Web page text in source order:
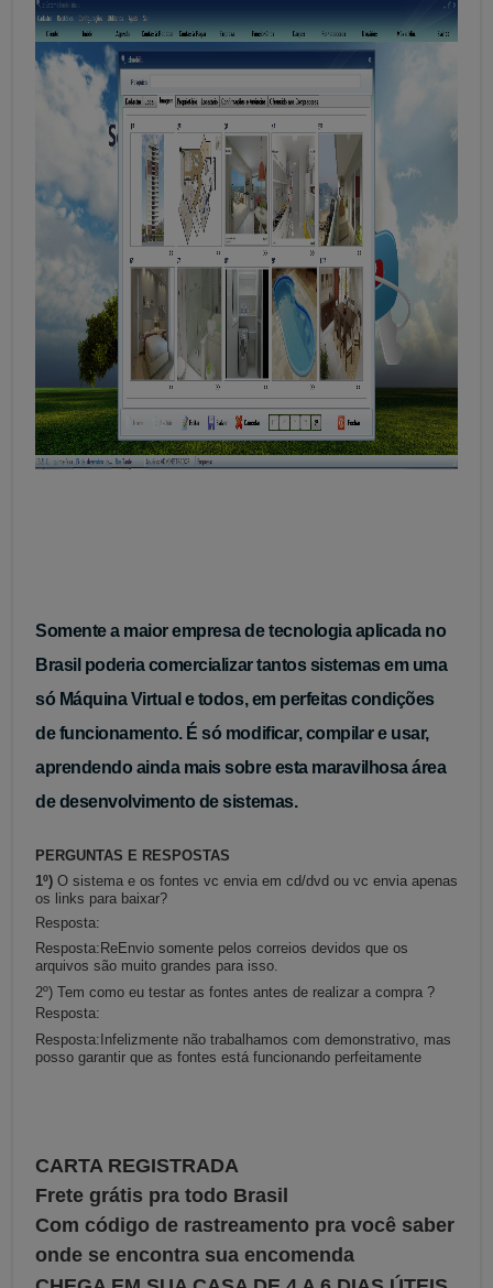
Somente a maior empresa de tecnologia aplicada no
Brasil poderia comercializar tantos sistemas em uma
só Máquina Virtual e todos, em perfeitas condições
de funcionamento. É só modificar, compilar e usar,
aprendendo ainda mais sobre esta maravilhosa área
de desenvolvimento de sistemas.
PERGUNTAS E RESPOSTAS
1º) O sistema e os fontes vc envia em cd/dvd ou vc envia apenas
os links para baixar?
Resposta:
Resposta:ReEnvio somente pelos correios devidos que os
arquivos são muito grandes para isso.
2º) Tem como eu testar as fontes antes de realizar a compra ?
Resposta:
Resposta:Infelizmente não trabalhamos com demonstrativo, mas
posso garantir que as fontes está funcionando perfeitamente
CARTA REGISTRADA
Frete grátis pra todo Brasil
Com código de rastreamento pra você saber
onde se encontra sua encomenda